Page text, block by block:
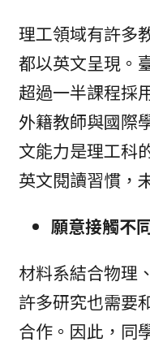
理工領域有許多
都以英文呈現。
超過一半課程採
外籍教師與國際
文能力是理工科
英文閱讀習慣，
願意接觸不
材料系結合物理
許多研究也需要
合作。因此，同